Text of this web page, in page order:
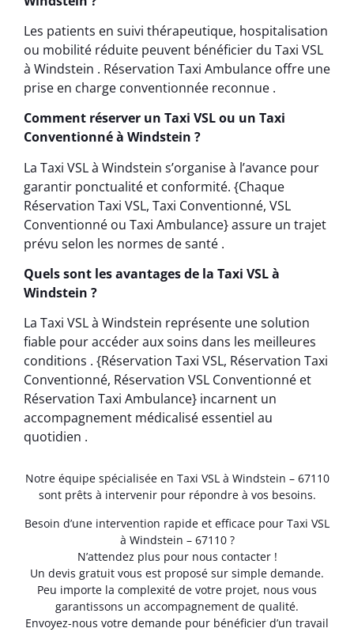
Les patients en suivi thérapeutique, hospitalisation
ou mobilité réduite peuvent bénéficier du Taxi VSL
à Windstein . Réservation Taxi Ambulance offre une
prise en charge conventionnée reconnue .
Comment réserver un Taxi VSL ou un Taxi
Conventionné à Windstein ?
La Taxi VSL à Windstein s’organise à l’avance pour
garantir ponctualité et conformité. {Chaque
Réservation Taxi VSL, Taxi Conventionné, VSL
Conventionné ou Taxi Ambulance} assure un trajet
prévu selon les normes de santé .
Quels sont les avantages de la Taxi VSL à
Windstein ?
La Taxi VSL à Windstein représente une solution
fiable pour accéder aux soins dans les meilleures
conditions . {Réservation Taxi VSL, Réservation Taxi
Conventionné, Réservation VSL Conventionné et
Réservation Taxi Ambulance} incarnent un
accompagnement médicalisé essentiel au
quotidien .
Notre équipe spécialisée en Taxi VSL à Windstein – 67110
sont prêts à intervenir pour répondre à vos besoins.
Besoin d’une intervention rapide et efficace pour Taxi VSL
à Windstein – 67110 ?
N’attendez plus pour nous contacter !
Un devis gratuit vous est proposé sur simple demande.
Peu importe la complexité de votre projet, nous vous
garantissons un accompagnement de qualité.
Envoyez-nous votre demande pour bénéficier d’un travail